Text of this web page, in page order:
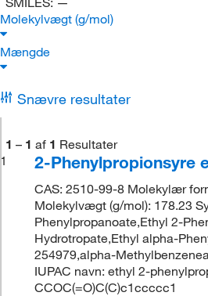
Molekylvægt (g/mol)
Mængde
Snævre resultater
1 – 1 af 1 Resultater
1
2-Phenylpropionsyre
CAS: 2510-99-8 Molekylær
Molekylvægt (g/mol): 178.23
Phenylpropanoate,Ethyl 2-
Hydrotropate,Ethyl alpha-
254979,alpha-
IUPAC navn: ethyl 2-
CCOC(=O)C(C)c1ccccc1